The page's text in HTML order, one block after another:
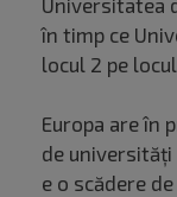
Universitatea
în timp ce
locul 2 pe
Europa are în
de universităţi
e o scădere